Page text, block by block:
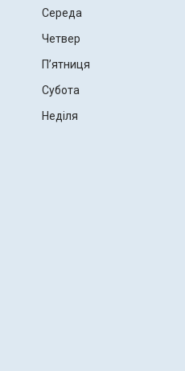
Середа
Четвер
Пʼятниця
Субота
Неділя